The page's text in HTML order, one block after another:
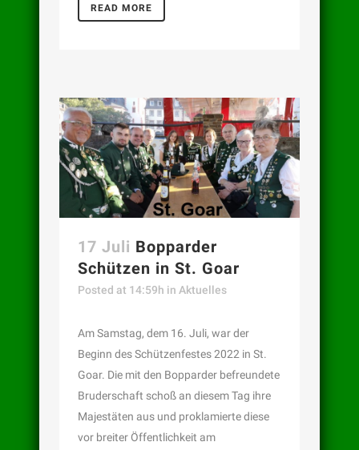
READ MORE
17 Juli Bopparder
Schützen in St. Goar
Posted at 14:59h in Aktuelles
Am Samstag, dem 16. Juli, war der
Beginn des Schützenfestes 2022 in St.
Goar. Die mit den Bopparder befreundete
Bruderschaft schoß an diesem Tag ihre
Majestäten aus und proklamierte diese
vor breiter Öffentlichkeit am